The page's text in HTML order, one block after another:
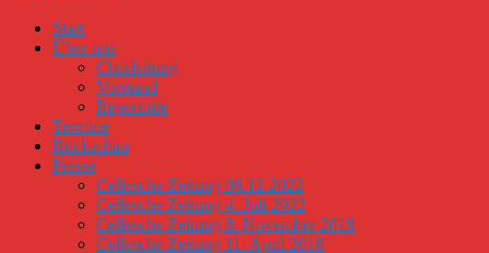
Start
Über uns
Chorleitung
Vorstand
Repertoire
Termine
Rückschau
Presse
Cellesche Zeitung 06.12.2022
Cellesche Zeitung 4. Juli 2022
Cellesche Zeitung 8. November 2019
Cellesche Zeitung 11. April 2018